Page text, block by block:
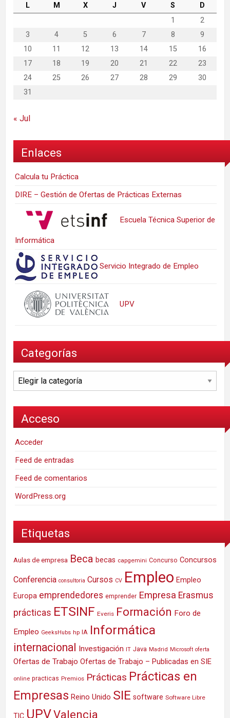
L M X J V S
D
1
2
3
4 5 6 7 8
9
10
11 12 13 14 15
16
17
18 19 20 21 22
23
24
25 26 27 28 29
30
31
« Jul
Enlaces
Calcula tu Práctica
DIRE – Gestión de Ofertas de Prácticas Externas
Escuela Técnica Superior de
Informática
Servicio Integrado de Empleo
UPV
Categorías
Categorías
Acceso
Acceder
Feed de entradas
Feed de comentarios
WordPress.org
Etiquetas
Aulas de empresa Beca becas capgemini Concurso Concursos
Conferencia consultoria Cursos CV Empleo Empleo
Europa emprendedores emprender Empresa Erasmus
prácticas ETSINF Everis Formación Foro de
Empleo GeeksHubs hp IA Informática
internacional Investigación IT Java Madrid Microsoft oferta
Ofertas de Trabajo Ofertas de Trabajo – Publicadas en SIE
online practicas Premios Prácticas Prácticas en
Empresas Reino Unido SIE software Software Libre
TIC UPVValencia